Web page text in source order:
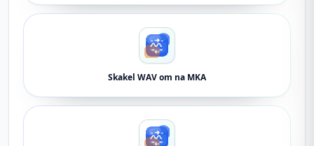
Skakel WAV om na MKA